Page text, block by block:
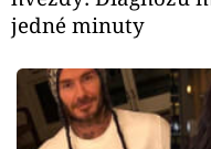
jedné minuty